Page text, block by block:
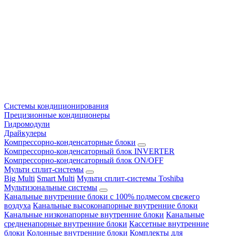
Системы кондиционирования
Прецизионные кондиционеры
Гидромодули
Драйкулеры
Компрессорно-конденсаторные блоки
Компрессорно-конденсаторный блок INVERTER
Компрессорно-конденсаторный блок ON/OFF
Мульти сплит-системы
Big Multi Smart Multi Мульти сплит-системы Toshiba
Мультизональные системы
Канальные внутренние блоки с 100% подмесом свежего
воздуха Канальные высоконапорные внутренние блоки
Канальные низконапорные внутренние блоки Канальные
средненапорные внутренние блоки Кассетные внутренние
блоки Колонные внутренние блоки Комплекты для